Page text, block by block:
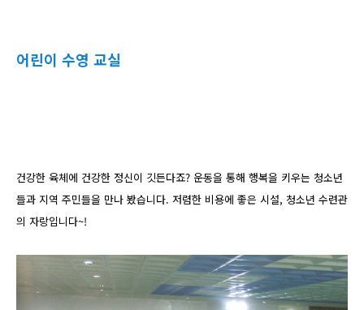
어린이 수영 교실
건강한 육체에 건강한 정신이 깃든다죠? 운동을 통해 행복을 키우는 청소년
들과 지역 주민들을 만나 봤습니다. 저렴한 비용에 좋은 시설, 청소년 수련관
의 자랑입니다~!